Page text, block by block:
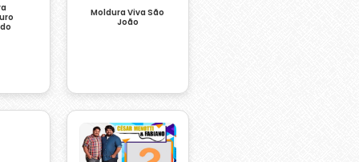
Moldura Viva São
João